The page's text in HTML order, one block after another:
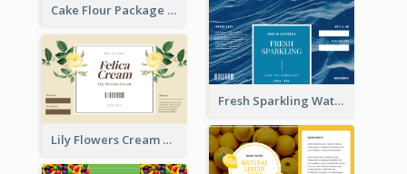
Cake Flour Package Label
Fresh Sparkling Water Label
Lily Flowers Cream Product Label